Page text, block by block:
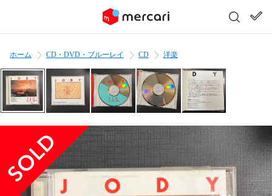
ホーム CD・DVD・ブルーレイ CD 洋楽